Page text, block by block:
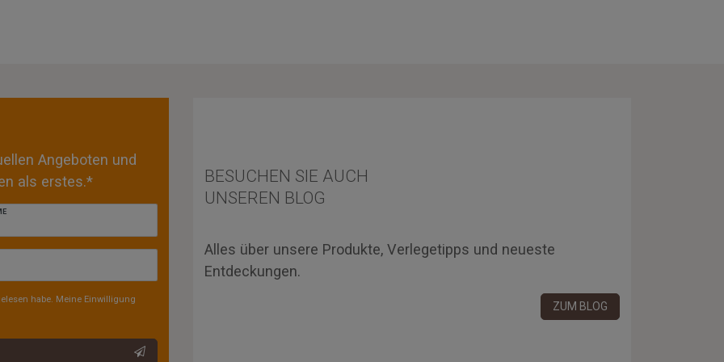
Angeboten und
als erstes.*
habe. Meine Einwilligung
BESUCHEN SIE AUCH
UNSEREN BLOG
Alles über unsere Produkte, Verlegetipps und neueste
Entdeckungen.
ZUM BLOG